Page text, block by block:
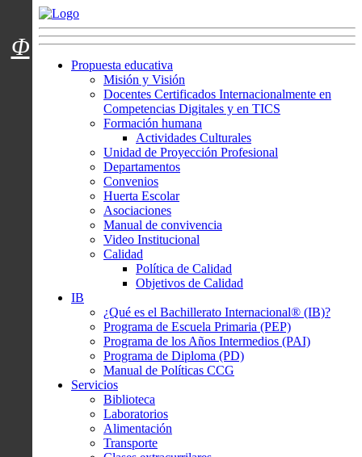
Menú usuarios
Propuesta educativa
Misión y Visión
Docentes Certificados Internacionalmente en
Competencias Digitales y en TICS
Formación humana
Actividades Culturales
Unidad de Proyección Profesional
Departamentos
Convenios
Huerta Escolar
Asociaciones
Manual de convivencia
Video Institucional
Calidad
Política de Calidad
Objetivos de Calidad
IB
¿Qué es el Bachillerato Internacional® (IB)?
Programa de Escuela Primaria (PEP)
Programa de los Años Intermedios (PAI)
Programa de Diploma (PD)
Manual de Políticas CCG
Servicios
Biblioteca
Laboratorios
Alimentación
Transporte
Φ